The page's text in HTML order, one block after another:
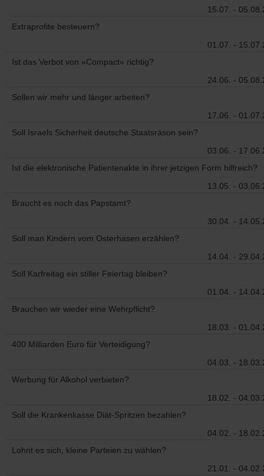
15.07. -
Extraprofite besteuern?
01.07. -
Ist das Verbot von »Compact« richtig?
24.06. -
Sollen wir mehr und länger arbeiten?
17.06. -
Soll Israels Sicherheit deutsche Staatsräson sein?
03.06. -
Ist die elektronische Patientenakte in ihrer jetzigen Form hilfreich?
13.05. -
Braucht es noch das Papstamt?
30.04. -
Soll man Kindern vom Osterhasen erzählen?
14.04. -
Soll Karfreitag ein stiller Feiertag bleiben?
01.04. -
Brauchen wir wieder eine Wehrpflicht?
18.03. -
400 Milliarden Euro für Verteidigung?
04.03. -
Werbung für Alkohol verbieten?
18.02. -
Soll die Krankenkasse Diät-Spritzen bezahlen?
04.02. -
Lohnt es sich, kleine Parteien zu wählen?
21.01. -